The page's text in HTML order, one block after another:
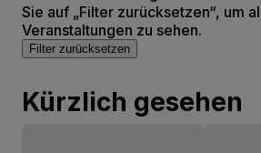
Sie auf „Filter zurücksetzen“, um
Veranstaltungen zu sehen.
Filter zurücksetzen
Kürzlich gesehen